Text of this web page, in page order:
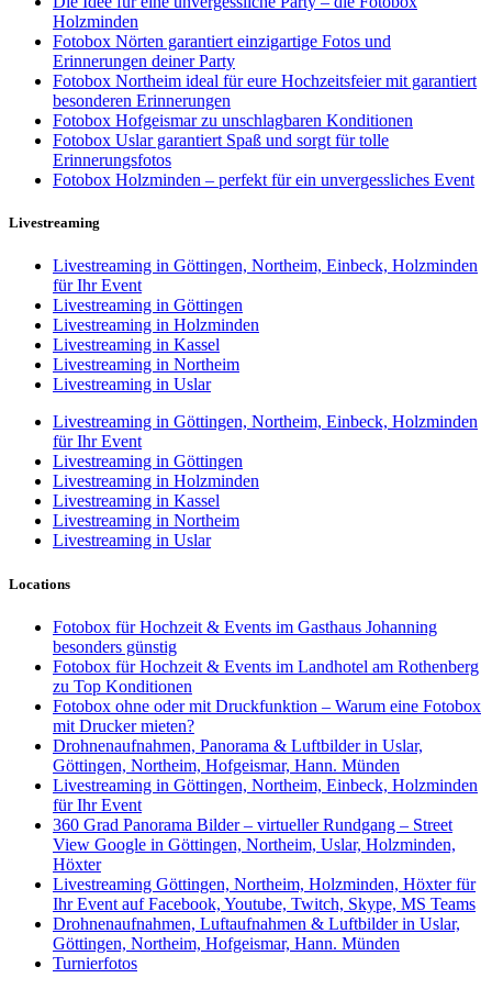
Holzminden
Fotobox Nörten garantiert einzigartige Fotos und
Erinnerungen deiner Party
Fotobox Northeim ideal für eure Hochzeitsfeier mit garantiert
besonderen Erinnerungen
Fotobox Hofgeismar zu unschlagbaren Konditionen
Fotobox Uslar garantiert Spaß und sorgt für tolle
Erinnerungsfotos
Fotobox Holzminden – perfekt für ein unvergessliches Event
Livestreaming
Livestreaming in Göttingen, Northeim, Einbeck, Holzminden
für Ihr Event
Livestreaming in Göttingen
Livestreaming in Holzminden
Livestreaming in Kassel
Livestreaming in Northeim
Livestreaming in Uslar
Livestreaming in Göttingen, Northeim, Einbeck, Holzminden
für Ihr Event
Livestreaming in Göttingen
Livestreaming in Holzminden
Livestreaming in Kassel
Livestreaming in Northeim
Livestreaming in Uslar
Locations
Fotobox für Hochzeit & Events im Gasthaus Johanning
besonders günstig
Fotobox für Hochzeit & Events im Landhotel am Rothenberg
zu Top Konditionen
Fotobox ohne oder mit Druckfunktion – Warum eine Fotobox
mit Drucker mieten?
Drohnenaufnahmen, Panorama & Luftbilder in Uslar,
Göttingen, Northeim, Hofgeismar, Hann. Münden
Livestreaming in Göttingen, Northeim, Einbeck, Holzminden
für Ihr Event
360 Grad Panorama Bilder – virtueller Rundgang – Street
View Google in Göttingen, Northeim, Uslar, Holzminden,
Höxter
Livestreaming Göttingen, Northeim, Holzminden, Höxter für
Ihr Event auf Facebook, Youtube, Twitch, Skype, MS Teams
Drohnenaufnahmen, Luftaufnahmen & Luftbilder in Uslar,
Göttingen, Northeim, Hofgeismar, Hann. Münden
Turnierfotos